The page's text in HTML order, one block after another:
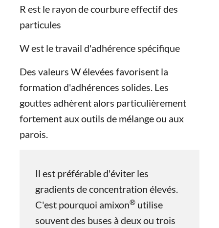
R est le rayon de courbure effectif des
particules
W est le travail d'adhérence spécifique
Des valeurs W élevées favorisent la
formation d'adhérences solides. Les
gouttes adhèrent alors particulièrement
fortement aux outils de mélange ou aux
parois.
Il est préférable d'éviter les
gradients de concentration élevés.
C'est pourquoi amixon® utilise
souvent des buses à deux ou trois